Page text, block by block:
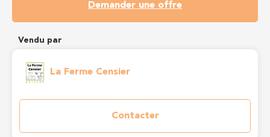
Demander une offre
Vendu par
La Ferme Censier
Contacter